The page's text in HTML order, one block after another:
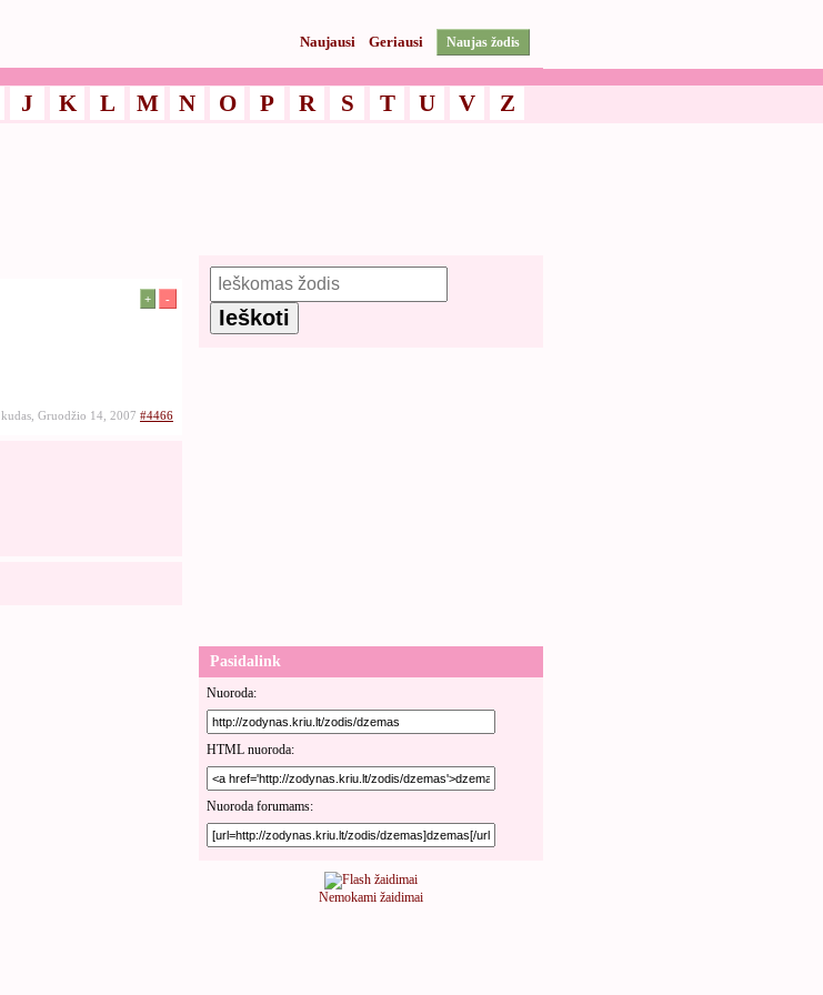
Naujausi Geriausi Naujas žodis
J K L M N O P R S T U V Z
+ -
kudas, Gruodžio 14, 2007 #4466
Pasidalink
Nuoroda:
HTML nuoroda:
Nuoroda forumams:
Nemokami žaidimai